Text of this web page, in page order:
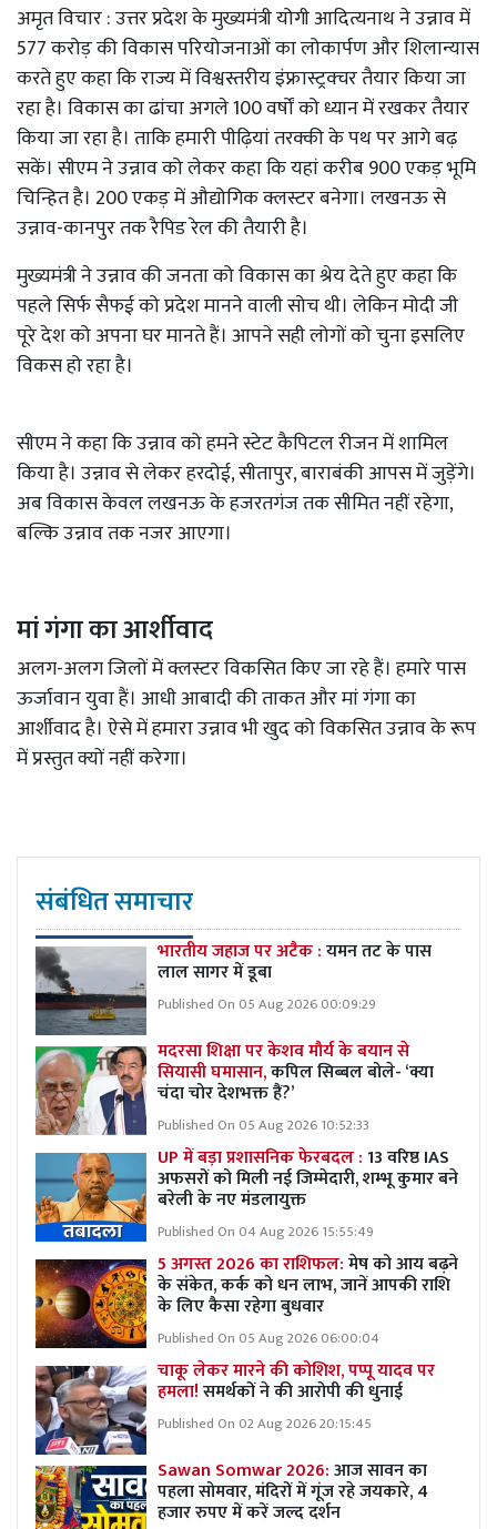
अमृत विचार : उत्तर प्रदेश के मुख्यमंत्री योगी आदित्यनाथ ने उन्नाव में
577 करोड़ की विकास परियोजनाओं का लोकार्पण और शिलान्यास
करते हुए कहा कि राज्य में विश्वस्तरीय इंफ्रास्ट्रक्चर तैयार किया जा
रहा है। विकास का ढांचा अगले 100 वर्षों को ध्यान में रखकर तैयार
किया जा रहा है। ताकि हमारी पीढ़ियां तरक्की के पथ पर आगे बढ़
सकें। सीएम ने उन्नाव को लेकर कहा कि यहां करीब 900 एकड़ भूमि
चिन्हित है। 200 एकड़ में औद्योगिक क्लस्टर बनेगा। लखनऊ से
उन्नाव-कानपुर तक रैपिड रेल की तैयारी है।
मुख्यमंत्री ने उन्नाव की जनता को विकास का श्रेय देते हुए कहा कि
पहले सिर्फ सैफई को प्रदेश मानने वाली सोच थी। लेकिन मोदी जी
पूरे देश को अपना घर मानते हैं। आपने सही लोगों को चुना इसलिए
विकस हो रहा है।
सीएम ने कहा कि उन्नाव को हमने स्टेट कैपिटल रीजन में शामिल
किया है। उन्नाव से लेकर हरदोई, सीतापुर, बाराबंकी आपस में जुड़ेंगे।
अब विकास केवल लखनऊ के हजरतगंज तक सीमित नहीं रहेगा,
बल्कि उन्नाव तक नजर आएगा।
मां गंगा का आर्शीवाद
अलग-अलग जिलों में क्लस्टर विकसित किए जा रहे हैं। हमारे पास
ऊर्जावान युवा हैं। आधी आबादी की ताकत और मां गंगा का
आर्शीवाद है। ऐसे में हमारा उन्नाव भी खुद को विकसित उन्नाव के रूप
में प्रस्तुत क्यों नहीं करेगा।
संबंधित समाचार
भारतीय जहाज पर अटैक :यमन तट के पास
लाल सागर में डूबा
Published On 05 Aug 2026 00:09:29
मदरसा शिक्षा पर केशव मौर्य के बयान से
सियासी घमासान,कपिल सिब्बल बोले- ‘क्या
चंदा चोर देशभक्त हैं?’
Published On 05 Aug 2026 10:52:33
UP में बड़ा प्रशासनिक फेरबदल :13 वरिष्ठ IAS
अफसरों को मिली नई जिम्मेदारी, शम्भू कुमार बने
बरेली के नए मंडलायुक्त
Published On 04 Aug 2026 15:55:49
5 अगस्त 2026 का राशिफल:मेष को आय बढ़ने
के संकेत, कर्क को धन लाभ, जानें आपकी राशि
के लिए कैसा रहेगा बुधवार
Published On 05 Aug 2026 06:00:04
चाकू लेकर मारने की कोशिश, पप्पू यादव पर
हमला!समर्थकों ने की आरोपी की धुनाई
Published On 02 Aug 2026 20:15:45
Sawan Somwar 2026:आज सावन का
पहला सोमवार, मंदिरों में गूंज रहे जयकारे, 4
हजार रुपए में करें जल्द दर्शन